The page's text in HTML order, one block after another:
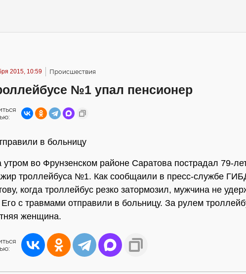
2015, 10:59 Происшествия
№1 упал пенсионер
в больницу
утром во Фрунзенском районе Саратова пострадал 79-
троллейбуса №1. Как сообщаили в пресс-службе
когда троллейбус резко затормозил, мужчина не
с травмами отправили в больницу. За рулем
женщина.